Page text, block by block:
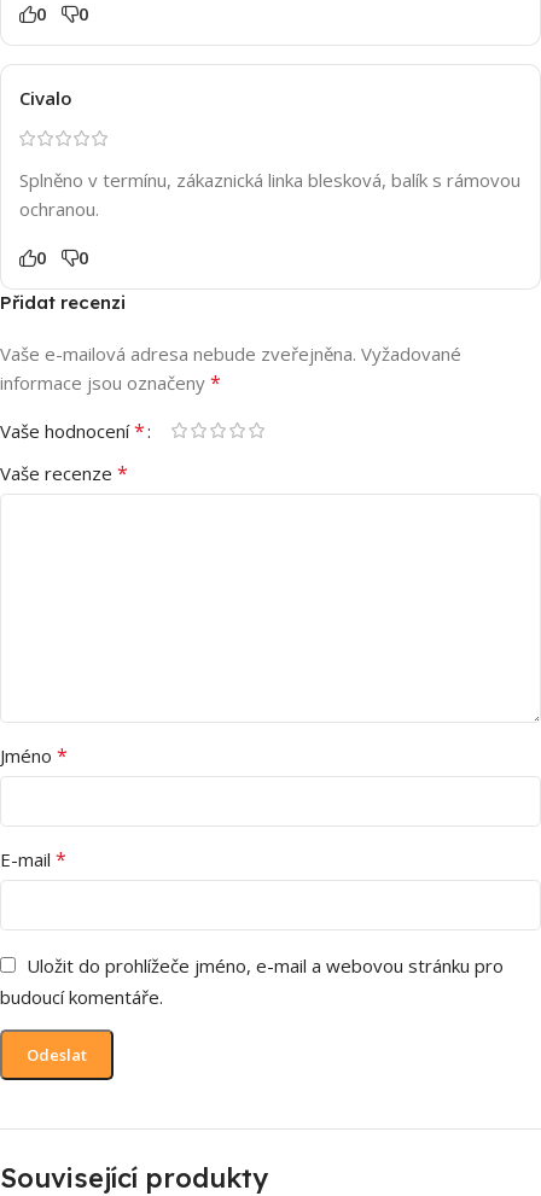
0 0
Civalo
Splněno v termínu, zákaznická linka blesková, balík s rámovou
ochranou.
0 0
Přidat recenzi
Vaše e-mailová adresa nebude zveřejněna. Vyžadované
informace jsou označeny *
Vaše hodnocení*
Vaše recenze *
Jméno *
E-mail *
Uložit do prohlížeče jméno, e-mail a webovou stránku pro
budoucí komentáře.
Související produkty